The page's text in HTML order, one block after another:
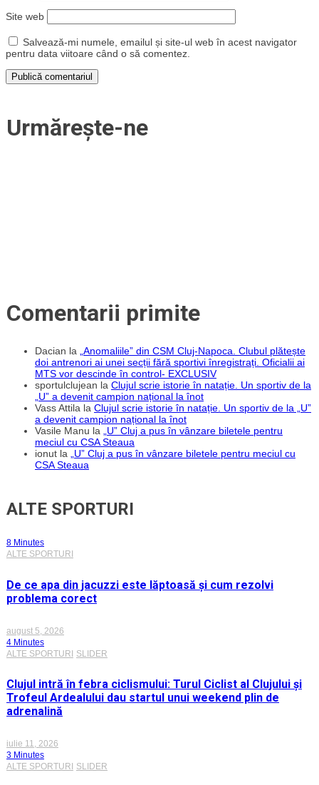
Site web
Salvează-mi numele, emailul și site-ul web în acest navigator
pentru data viitoare când o să comentez.
Urmărește-ne
Comentarii primite
Dacian la „Anomaliile” din CSM Cluj-Napoca. Clubul plătește
doi antrenori ai unei secții fără sportivi înregistrați. Oficialii ai
MTS vor descinde în control- EXCLUSIV
sportulclujean la Clujul scrie istorie în natație. Un sportiv de la
„U” a devenit campion național la înot
Vass Attila la Clujul scrie istorie în natație. Un sportiv de la „U”
a devenit campion național la înot
Vasile Manu la „U” Cluj a pus în vânzare biletele pentru
meciul cu CSA Steaua
ionut la „U” Cluj a pus în vânzare biletele pentru meciul cu
CSA Steaua
ALTE SPORTURI
8 Minutes
ALTE SPORTURI
De ce apa din jacuzzi este lăptoasă și cum rezolvi
problema corect
august 5, 2026
4 Minutes
ALTE SPORTURI SLIDER
Clujul intră în febra ciclismului: Turul Ciclist al Clujului și
Trofeul Ardealului dau startul unui weekend plin de
adrenalină
iulie 11, 2026
3 Minutes
ALTE SPORTURI
SLIDER